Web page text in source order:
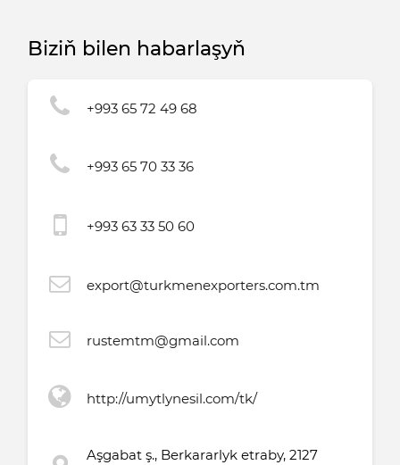
Biziň bilen habarlaşyň
+993 65 72 49 68
+993 65 70 33 36
+993 63 33 50 60
export@turkmenexporters.com.tm
rustemtm@gmail.com
http://umytlynesil.com/tk/
Aşgabat ş., Berkararlyk etraby, 2127